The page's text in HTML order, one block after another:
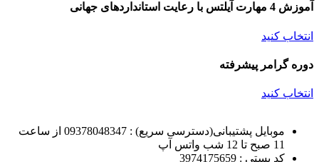
آموزش 4 مهارت آیلتس با رعایت استانداردهای جهانی
انتخاب کنید
دوره گرامر پیشرفته
انتخاب کنید
موبایل پشتیبانی(دسترسی سریع) : 09378048347 از ساعت
11 صبح تا 12 شب واتس آپ
کد پستی : 3974175659